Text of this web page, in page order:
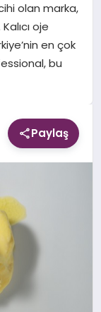
olan marka,
oje
en çok
bu
Paylaş